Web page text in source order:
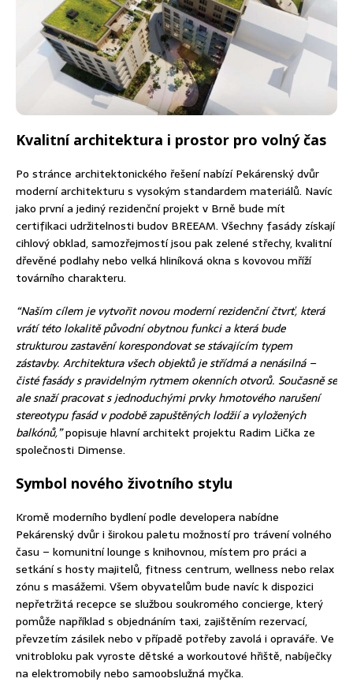
Kvalitní architektura i prostor pro volný čas
Po stránce architektonického řešení nabízí Pekárenský dvůr
moderní architekturu s vysokým standardem materiálů. Navíc
jako první a jediný rezidenční projekt v Brně bude mít
certifikaci udržitelnosti budov BREEAM. Všechny fasády získají
cihlový obklad, samozřejmostí jsou pak zelené střechy, kvalitní
dřevěné podlahy nebo velká hliníková okna s kovovou mříží
továrního charakteru.
“Naším cílem je vytvořit novou moderní rezidenční čtvrť, která
vrátí této lokalitě původní obytnou funkci a která bude
strukturou zastavění korespondovat se stávajícím typem
zástavby. Architektura všech objektů je střídmá a nenásilná –
čisté fasády s pravidelným rytmem okenních otvorů. Současně se
ale snaží pracovat s jednoduchými prvky hmotového narušení
stereotypu fasád v podobě zapuštěných lodžií a vyložených
balkónů,”popisuje hlavní architekt projektu Radim Lička ze
společnosti Dimense.
Symbol nového životního stylu
Kromě moderního bydlení podle developera nabídne
Pekárenský dvůr i širokou paletu možností pro trávení volného
času – komunitní lounge s knihovnou, místem pro práci a
setkání s hosty majitelů, fitness centrum, wellness nebo relax
zónu s masážemi. Všem obyvatelům bude navíc k dispozici
nepřetržitá recepce se službou soukromého concierge, který
pomůže například s objednáním taxi, zajištěním rezervací,
převzetím zásilek nebo v případě potřeby zavolá i opraváře. Ve
vnitrobloku pak vyroste dětské a workoutové hřiště, nabíječky
na elektromobily nebo samoobslužná myčka.